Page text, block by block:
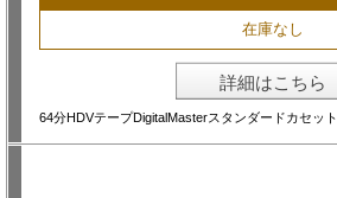
在庫なし
詳細はこちら
64分HDVテープDigitalMasterスタンダードカセット